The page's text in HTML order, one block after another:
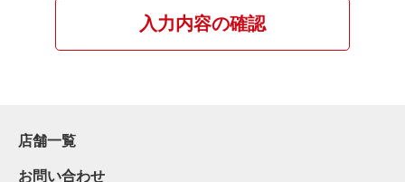
入力内容の確認
店舗一覧
お問い合わせ